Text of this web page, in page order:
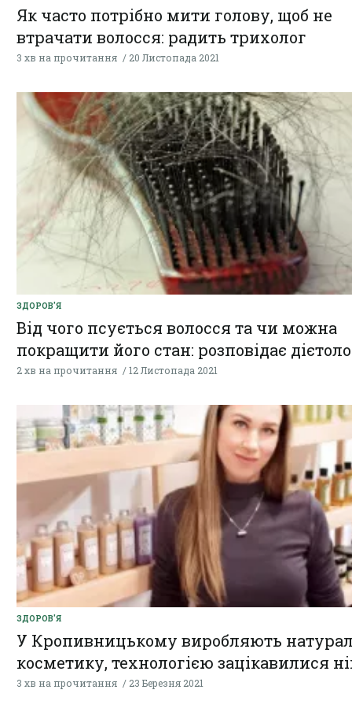
Як часто потрібно мити голову, щоб не
втрачати волосся: радить трихолог
3 хв на прочитання 20 Листопада 2021
ЗДОРОВ'Я
Від чого псується волосся та чи можна
покращити його стан: розповідає
2 хв на прочитання 12 Листопада 2021
ЗДОРОВ'Я
У Кропивницькому виробляють
косметику, технологією зацікавилися
3 хв на прочитання 23 Березня 2021